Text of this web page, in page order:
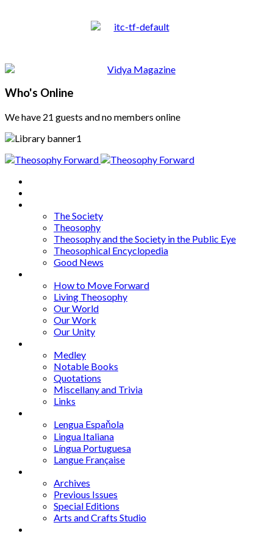
Who's Online
We have 21 guests and no members online
The Society
Theosophy
Theosophy and the Society in the Public Eye
Theosophical Encyclopedia
Good News
How to Move Forward
Living Theosophy
Our World
Our Work
Our Unity
Medley
Notable Books
Quotations
Miscellany and Trivia
Links
Lengua Espaňola
Lingua Italiana
Língua Portuguesa
Langue Française
Archives
Previous Issues
Special Editions
Arts and Crafts Studio